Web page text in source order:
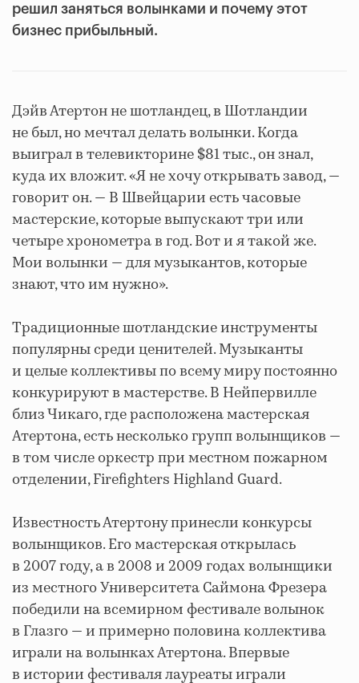
решил заняться волынками и почему этот
бизнес прибыльный.
Дэйв Атертон не шотландец, в Шотландии
не был, но мечтал делать волынки. Когда
выиграл в телевикторине $81 тыс., он знал,
куда их вложит. «Я не хочу открывать завод, —
говорит он. — В Швейцарии есть часовые
мастерские, которые выпускают три или
четыре хронометра в год. Вот и я такой же.
Мои волынки — для музыкантов, которые
знают, что им нужно».
Традиционные шотландские инструменты
популярны среди ценителей. Музыканты
и целые коллективы по всему миру постоянно
конкурируют в мастерстве. В Нейпервилле
близ Чикаго, где расположена мастерская
Атертона, есть несколько групп волынщиков —
в том числе оркестр при местном пожарном
отделении, Firefighters Highland Guard.
Известность Атертону принесли конкурсы
волынщиков. Его мастерская открылась
в 2007 году, а в 2008 и 2009 годах волынщики
из местного Университета Саймона Фрезера
победили на всемирном фестивале волынок
в Глазго — и примерно половина коллектива
играли на волынках Атертона. Впервые
в истории фестиваля лауреаты играли